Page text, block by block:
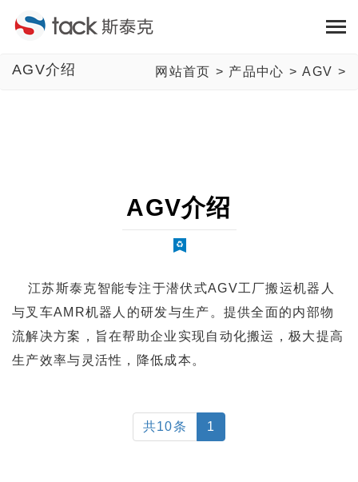
AGV介绍 网站首页 > 产品中心 >AGV >
AGV介绍
江苏斯泰克智能专注于潜伏式AGV工厂搬运机器人
与叉车AMR机器人的研发与生产。提供全面的内部物
流解决方案，旨在帮助企业实现自动化搬运，极大提高
生产效率与灵活性，降低成本。
共10条 1